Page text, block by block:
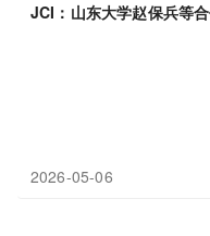
JCI：山东大学赵保兵等
2026-05-06